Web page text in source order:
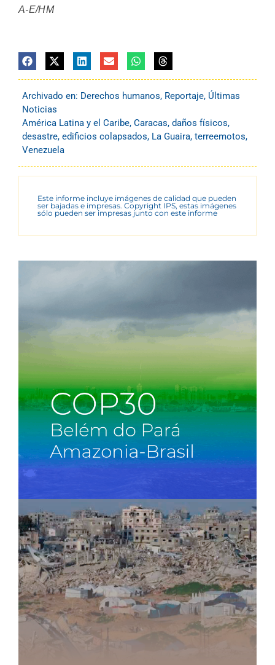
A-E/HM
Archivado en: Derechos humanos, Reportaje, Últimas
Noticias
América Latina y el Caribe, Caracas, daños físicos,
desastre, edificios colapsados, La Guaira, terreemotos,
Venezuela
Este informe incluye imágenes de calidad que pueden
ser bajadas e impresas. Copyright IPS, estas imágenes
sólo pueden ser impresas junto con este informe